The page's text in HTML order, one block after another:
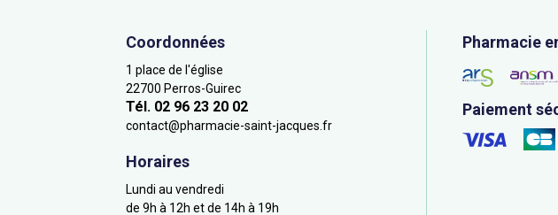
Coordonnées
1 place de l'église
22700 Perros-Guirec
Tél. 02 96 23 20 02
contact@pharmacie-saint-jacques.fr
Horaires
Lundi au vendredi
de 9h à 12h et de 14h à 19h
Pharmacie
Paiement